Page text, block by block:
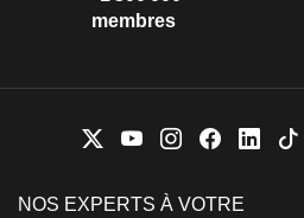
membres
NOS EXPERTS À VOTRE